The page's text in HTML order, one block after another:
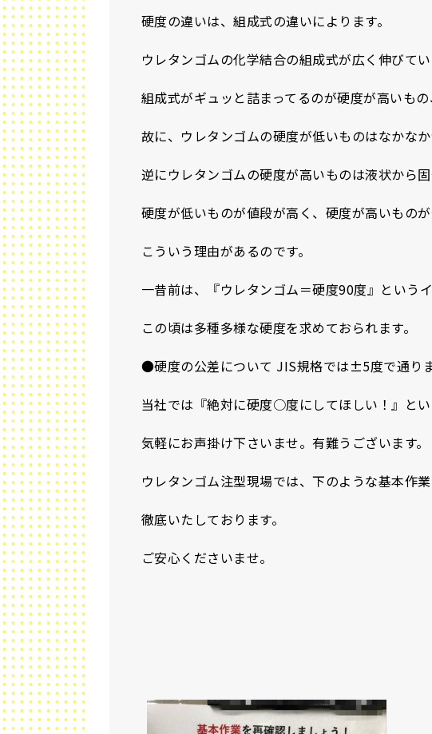
硬度の違いは、組成式の違いによります。
ウレタンゴムの化学結合の組成式が広く伸びて
組成式がギュッと詰まってるのが硬度が高いもの
故に、ウレタンゴムの硬度が低いものはなかなか
逆にウレタンゴムの硬度が高いものは液状から固
硬度が低いものが値段が高く、硬度が高いもの
こういう理由があるのです。
一昔前は、『ウレタンゴム＝硬度90度』という
この頃は多種多様な硬度を求めておられます。
●硬度の公差について JIS規格では±5度で通りま
当社では『絶対に硬度○度にしてほしい！』と
気軽にお声掛け下さいませ。有難うございます。
ウレタンゴム注型現場では、下のような基本作
徹底いたしております。
ご安心くださいませ。